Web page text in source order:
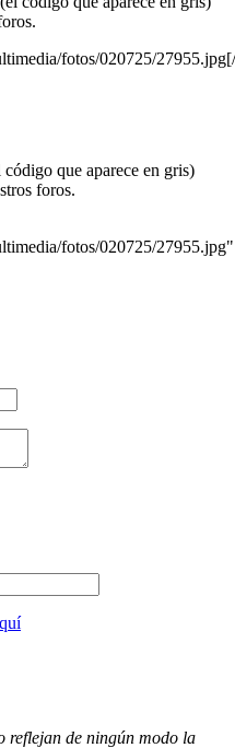
fotos/020725/
que aparece en gris)
foros.
fotos/020725/27955.jpg"
reflejan de ningún modo la